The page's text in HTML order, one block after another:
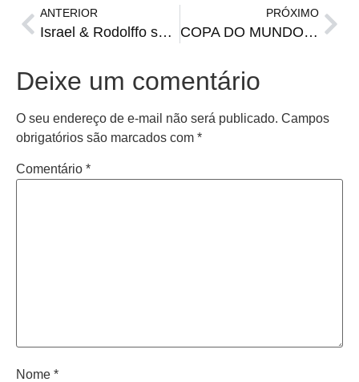
ANTERIOR
Israel & Rodolffo se apresentam em Santiago no dia 18 de novembro
PRÓXIMO
COPA DO MUNDO: Daniel Alves vai pra Copa
Deixe um comentário
O seu endereço de e-mail não será publicado. Campos
obrigatórios são marcados com *
Comentário *
Nome *